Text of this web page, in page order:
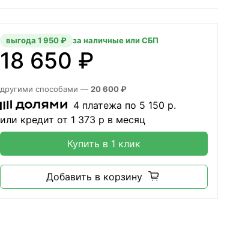
18 650 ₽
выгода 1 950 ₽ за наличные или СБП
другими способами — 20 600 ₽
4 платежа по 5 150 р.
или кредит от 1 373 р в месяц
Купить в 1 клик
Добавить в корзину